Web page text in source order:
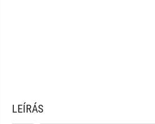
LEÍRÁS